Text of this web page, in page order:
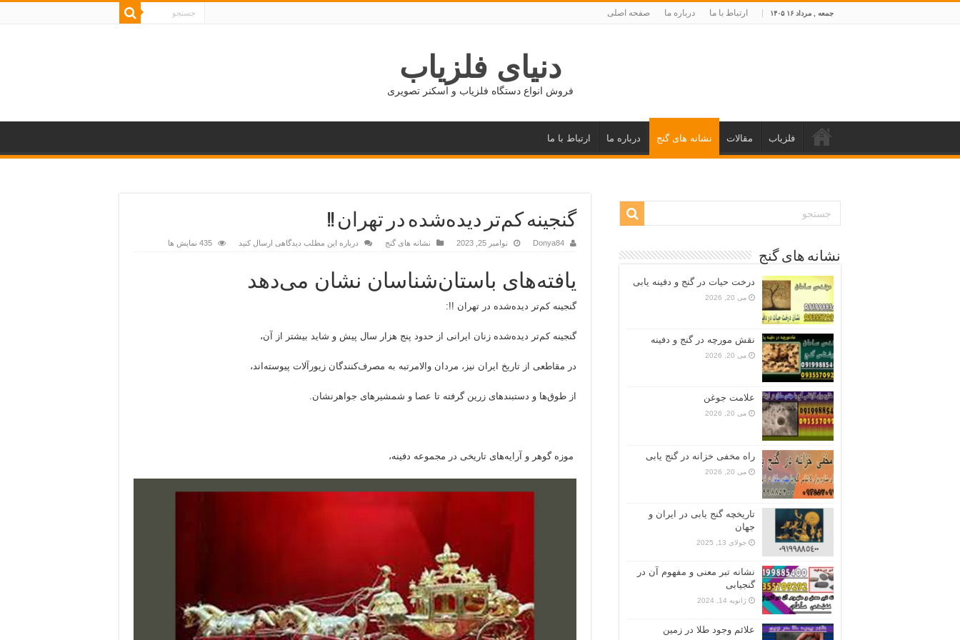
جمعه , مرداد ۱۶ ۱۴۰۵ ارتباط با ما درباره ما صفحه اصلی
دنیای فلزیاب
فروش انواع دستگاه فلزیاب و اسکنر تصویری
فلزیاب مقالات نشانه های گنج درباره ما ارتباط با ما
گنجینه کم‌تر دیده‌شده در تهران !!
Donya84 نوامبر 25, 2023 نشانه های گنج درباره این مطلب دیدگاهی ارسال کنید 435 نمایش ها
یافته‌های باستان‌شناسان نشان می‌دهد
گنجینه کم‌تر دیده‌شده در تهران !!:
گنجینه کم‌تر دیده‌شده زنان ایرانی از حدود پنج هزار سال پیش و شاید بیشتر از آن،
در مقاطعی از تاریخ ایران نیز، مردان والامرتبه به مصرف‌کنندگان زیورآلات پیوسته‌اند،
از طوق‌ها و دستبندهای زرین گرفته تا عصا و شمشیرهای جواهرنشان.
موزه گوهر و آرایه‌های تاریخی در مجموعه دفینه،
نشانه های گنج
درخت حیات در گنج و دفینه یابی
می 20, 2026
نقش مورچه در گنج و دفینه
می 20, 2026
علامت جوغن
می 20, 2026
راه مخفی خزانه در گنج یابی
می 20, 2026
تاریخچه گنج‌ یابی در ایران و
جهان
جولای 13, 2025
نشانه تبر معنی و مفهوم آن در
گنجیابی
ژانویه 14, 2024
علائم وجود طلا در زمین